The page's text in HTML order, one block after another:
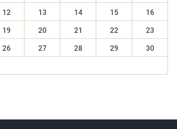
12 13 14 15 16
19 20 21 22 23
26 27 28 29 30